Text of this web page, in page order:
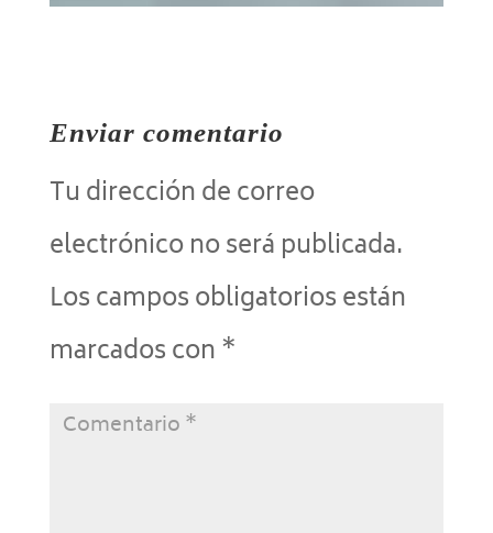
Enviar comentario
Tu dirección de correo
electrónico no será publicada.
Los campos obligatorios están
marcados con*